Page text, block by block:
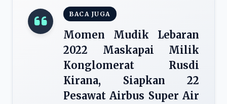
BACA JUGA
Momen Mudik Lebaran
2022 Maskapai Milik
Konglomerat Rusdi
Kirana, Siapkan 22
Pesawat Airbus Super Air